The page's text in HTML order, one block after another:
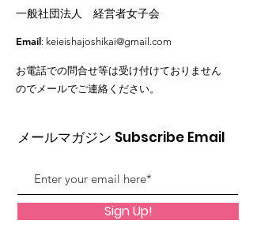
一般社団法人 経営者女子会
Email: keieishajoshikai@gmail.com
お電話での問合せ等は受け付けておりません
のでメールでご連絡ください。
メールマガジン Subscribe Email
Sign Up!